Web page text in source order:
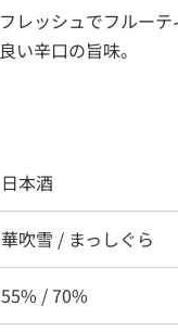
フレッシュでフルー
良い辛口の旨味。
日本酒
華吹雪 / まっしぐら
55% / 70%